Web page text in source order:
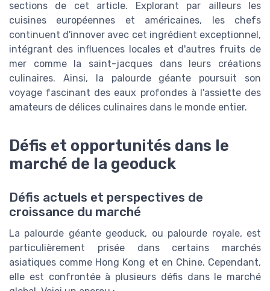
sections de cet article. Explorant par ailleurs les
cuisines européennes et américaines, les chefs
continuent d'innover avec cet ingrédient exceptionnel,
intégrant des influences locales et d'autres fruits de
mer comme la saint-jacques dans leurs créations
culinaires. Ainsi, la palourde géante poursuit son
voyage fascinant des eaux profondes à l'assiette des
amateurs de délices culinaires dans le monde entier.
Défis et opportunités dans le
marché de la geoduck
Défis actuels et perspectives de
croissance du marché
La palourde géante geoduck, ou palourde royale, est
particulièrement prisée dans certains marchés
asiatiques comme Hong Kong et en Chine. Cependant,
elle est confrontée à plusieurs défis dans le marché